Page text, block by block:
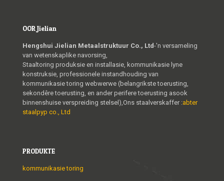
OOR Jielian
Hengshui Jielian Metaalstruktuur Co., Ltd-'n versameling
van wetenskaplike navorsing,
Staaltoring produksie en installasie, kommunikasie lyne
konstruksie, professionele instandhouding van
kommunikasie toring webwerwe (belangrikste toerusting,
sekondêre toerusting, en ander perifere toerusting asook
binnenshuise verspreiding stelsel),Ons staalverskaffer :abter
staalpyp co., Ltd
PRODUKTE
kommunikasie toring